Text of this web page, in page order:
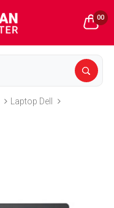
00
Laptop Dell